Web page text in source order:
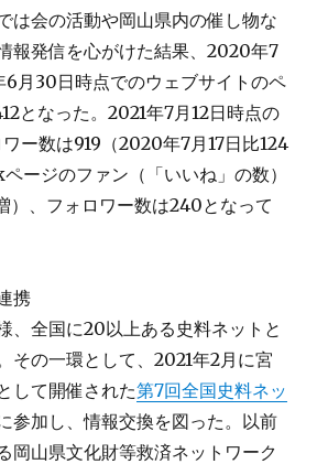
は会の活動や岡山県内の催し物な
報発信を心がけた結果、2020年7
6月30日時点でのウェブサイトのペ
となった。2021年7月12日時点の
ー数は919（2020年7月17日比124
ージのファン（「いいね」の数）
）、フォロワー数は240となって
携
、全国に20以上ある史料ネットと
その一環として、2021年2月に宮
して開催された第7回全国史料ネッ
参加し、情報交換を図った。以前
岡山県文化財等救済ネットワーク